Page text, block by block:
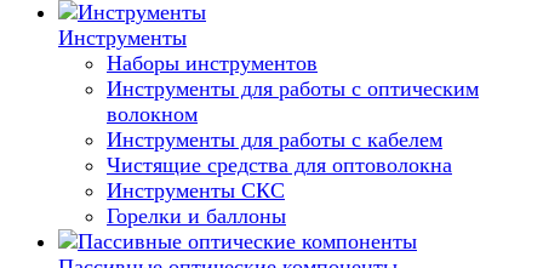
Инструменты
Наборы инструментов
Инструменты для работы с оптическим
волокном
Инструменты для работы с кабелем
Чистящие средства для оптоволокна
Инструменты СКС
Горелки и баллоны